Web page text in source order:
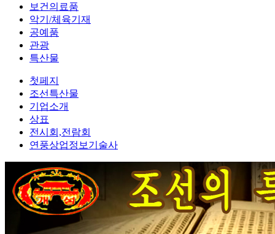
보건의료품
악기/체육기재
공예품
관광
특산물
첫페지
조선특산물
기업소개
상표
전시회,전람회
연풍상업정보기술사